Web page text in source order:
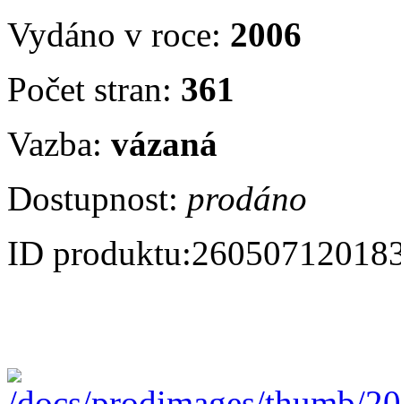
Vydáno v roce: 2006
Počet stran: 361
Vazba: vázaná
Dostupnost: prodáno
ID produktu: